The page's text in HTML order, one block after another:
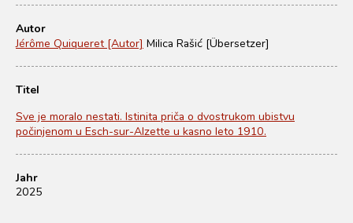
Autor
Jérôme Quiqueret [Autor] Milica Rašić [Übersetzer]
Titel
Sve je moralo nestati. Istinita priča o dvostrukom ubistvu
počinjenom u Esch-sur-Alzette u kasno leto 1910.
Jahr
2025